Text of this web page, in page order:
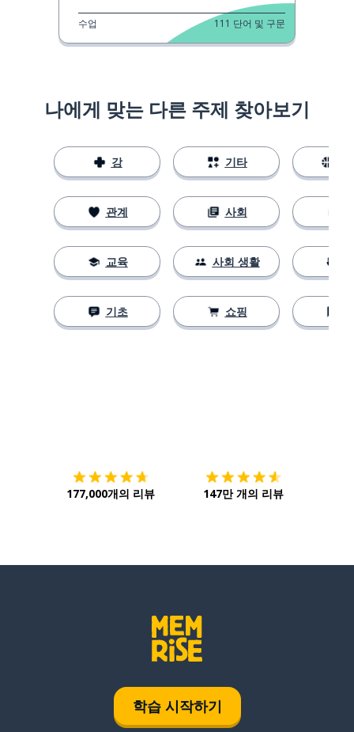
수업 111 단어 및 구문
나에게 맞는 다른 주제 찾아보기
강
관계
교육
기초
기타
사회
사회 생활
쇼핑
177,000개의 리뷰 147만 개의 리뷰
학습 시작하기